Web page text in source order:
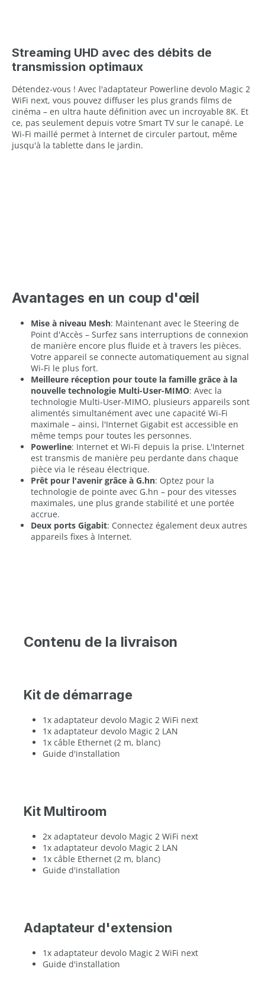
Streaming UHD avec des débits de
transmission optimaux
Détendez-vous ! Avec l'adaptateur Powerline devolo Magic 2
WiFi next, vous pouvez diffuser les plus grands films de
cinéma – en ultra haute définition avec un incroyable 8K. Et
ce, pas seulement depuis votre Smart TV sur le canapé. Le
Wi-Fi maillé permet à Internet de circuler partout, même
jusqu'à la tablette dans le jardin.
Avantages en un coup d'œil
Mise à niveau Mesh: Maintenant avec le Steering de
Point d'Accès – Surfez sans interruptions de connexion
de manière encore plus fluide et à travers les pièces.
Votre appareil se connecte automatiquement au signal
Wi-Fi le plus fort.
Meilleure réception pour toute la famille grâce à la
nouvelle technologie Multi-User-MIMO: Avec la
technologie Multi-User-MIMO, plusieurs appareils sont
alimentés simultanément avec une capacité Wi-Fi
maximale – ainsi, l'Internet Gigabit est accessible en
même temps pour toutes les personnes.
Powerline: Internet et Wi-Fi depuis la prise. L'Internet
est transmis de manière peu perdante dans chaque
pièce via le réseau électrique.
Prêt pour l'avenir grâce à G.hn: Optez pour la
technologie de pointe avec G.hn – pour des vitesses
maximales, une plus grande stabilité et une portée
accrue.
Deux ports Gigabit: Connectez également deux autres
appareils fixes à Internet.
Contenu de la livraison
Kit de démarrage
1x adaptateur devolo Magic 2 WiFi next
1x adaptateur devolo Magic 2 LAN
1x câble Ethernet (2 m, blanc)
Guide d'installation
Kit Multiroom
2x adaptateur devolo Magic 2 WiFi next
1x adaptateur devolo Magic 2 LAN
1x câble Ethernet (2 m, blanc)
Guide d'installation
Adaptateur d'extension
1x adaptateur devolo Magic 2 WiFi next
Guide d'installation